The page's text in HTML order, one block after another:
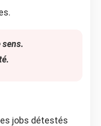
sens.
jobs détestés